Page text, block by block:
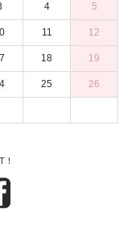
4 5
11 12
18 19
25 26